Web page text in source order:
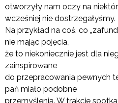
otworzyły nam oczy na
wcześniej nie dostrzegałyśmy.
Na przykład na coś, co
nie mając pojęcia,
że to niekoniecznie jest dla
zainspirowane
do przepracowania pewnych
pań miało podobne
przemyślenia. W trakcie